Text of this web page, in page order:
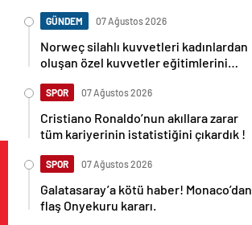
GÜNDEM 07 Ağustos 2026
Norweç silahlı kuvvetleri kadınlardan
oluşan özel kuvvetler eğitimlerini
SPOR 07 Ağustos 2026
Cristiano Ronaldo’nun akıllara zarar
tüm kariyerinin istatistiğini çıkardık !
SPOR 07 Ağustos 2026
Galatasaray’a kötü haber! Monaco’dan
flaş Onyekuru kararı.